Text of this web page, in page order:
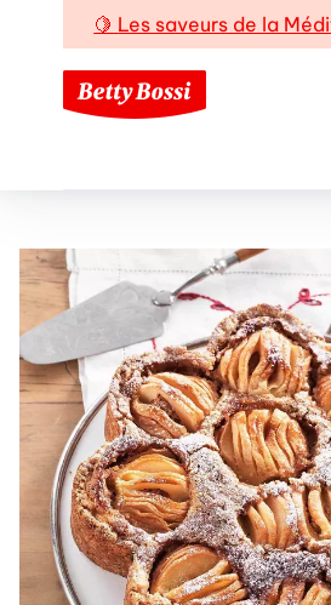
🍋 Les saveurs de la